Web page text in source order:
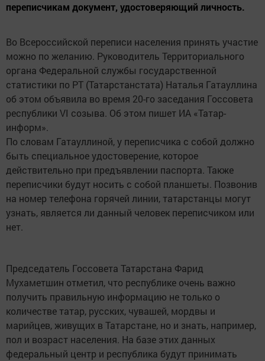
переписчикам документ, удостоверяющий личность.
Во Всероссийской переписи населения принять участие
можно по желанию. Руководитель Территориального
органа Федеральной службы государственной
статистики по РТ (Татарстанстата) Наталья Гатауллина
об этом объявила во время 20-го заседания Госсовета
республики VI созыва. Об этом пишет ИА «Татар-
информ».
По словам Гатауллиной, у переписчика с собой должно
быть специальное удостоверение, которое
действительно при предъявлении паспорта. Также
переписчики будут носить с собой планшеты. Позвонив
на номер телефона горячей линии, татарстанцы могут
узнать, является ли данный человек переписчиком или
нет.
Председатель Госсовета Татарстана Фарид
Мухаметшин отметил, что республике очень важно
получить правильную информацию не только о
количестве татар, русских, чувашей, мордвы и
марийцев, живущих в Татарстане, но и знать, например,
пол и возраст населения. На базе этих данных
федеральный центр и республика будут принимать